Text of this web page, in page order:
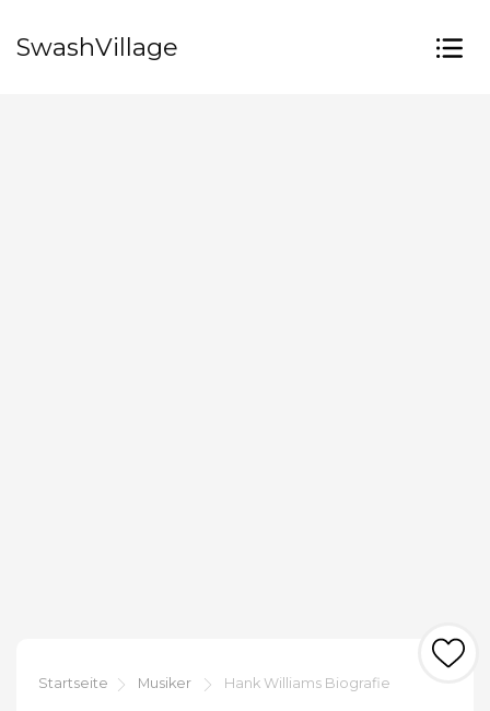
SwashVillage
Startseite Musiker Hank Williams Biografie